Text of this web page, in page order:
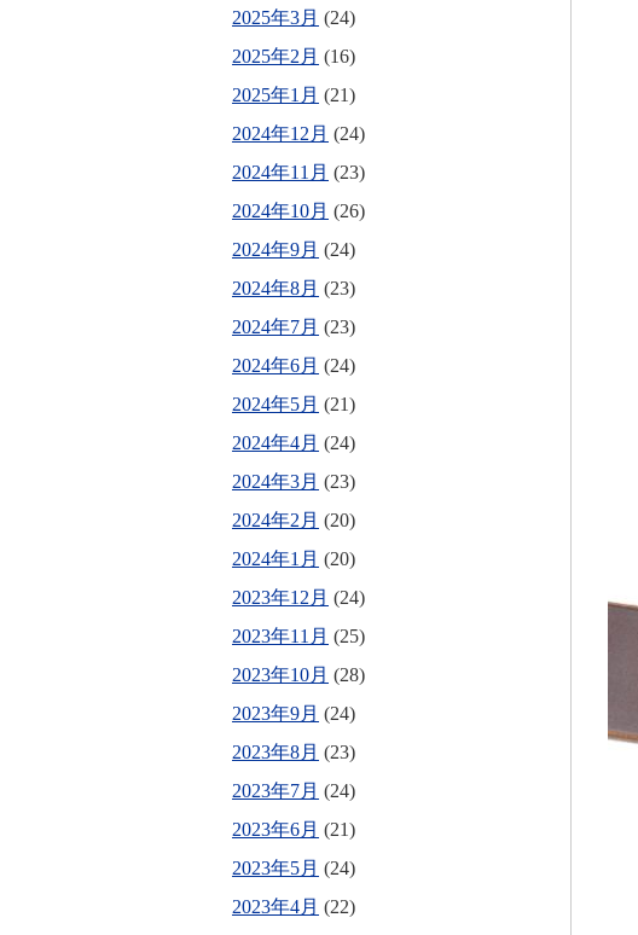
2025年3月 (24)
2025年2月 (16)
2025年1月 (21)
2024年12月 (24)
2024年11月 (23)
2024年10月 (26)
2024年9月 (24)
2024年8月 (23)
2024年7月 (23)
2024年6月 (24)
2024年5月 (21)
2024年4月 (24)
2024年3月 (23)
2024年2月 (20)
2024年1月 (20)
2023年12月 (24)
2023年11月 (25)
2023年10月 (28)
2023年9月 (24)
2023年8月 (23)
2023年7月 (24)
2023年6月 (21)
2023年5月 (24)
2023年4月 (22)